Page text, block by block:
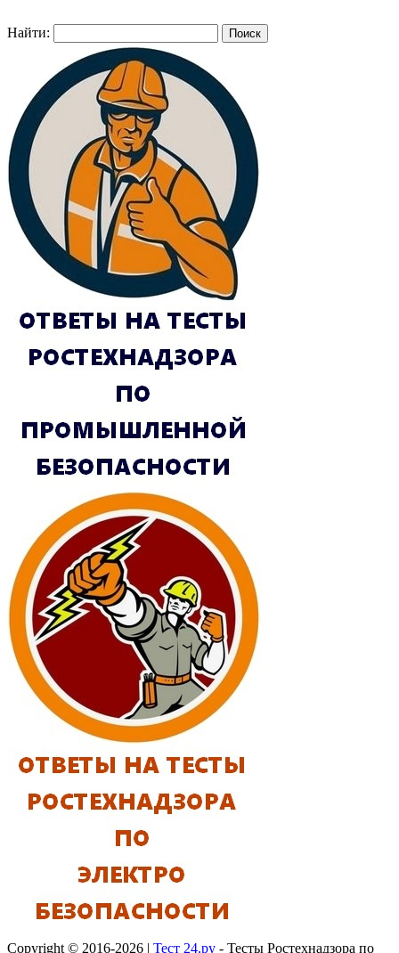
Найти:
Copyright © 2016-2026 | Тест 24.ру - Тесты Ростехнадзора по